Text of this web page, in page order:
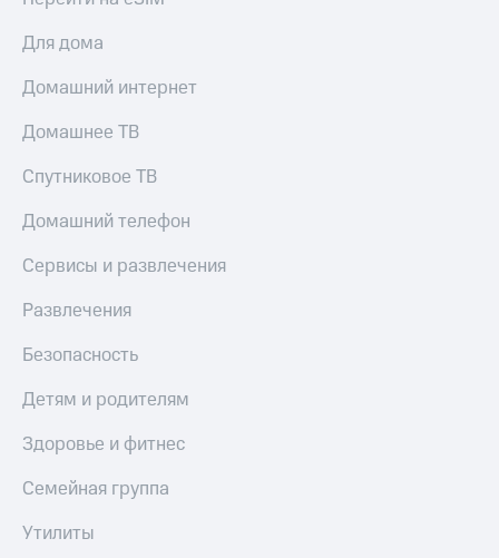
Для дома
Домашний интернет
Домашнее ТВ
Спутниковое ТВ
Домашний телефон
Сервисы и развлечения
Развлечения
Безопасность
Детям и родителям
Здоровье и фитнес
Семейная группа
Утилиты